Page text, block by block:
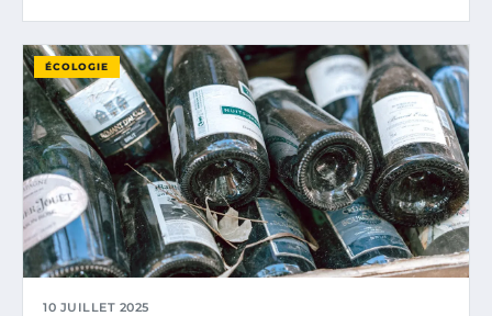
ÉCOLOGIE
10 JUILLET 2025